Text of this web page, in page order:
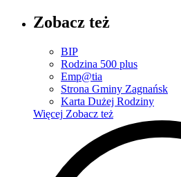
Zobacz też
BIP
Rodzina 500 plus
Emp@tia
Strona Gminy Zagnańsk
Karta Dużej Rodziny
Więcej Zobacz też